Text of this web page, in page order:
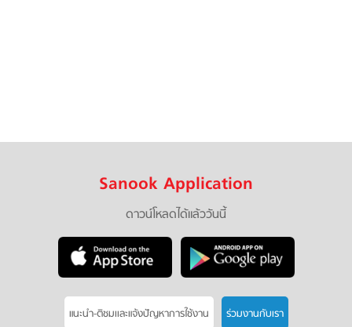
Sanook Application
ดาวน์โหลดได้แล้ววันนี้
แนะนำ-ติชมเเละแจ้งปัญหาการใช้งาน ร่วมงานกับเรา